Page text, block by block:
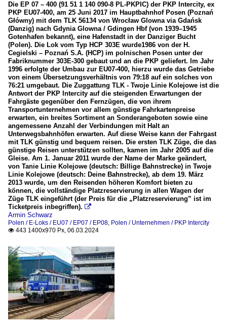
Die EP 07 – 400 (91 51 1 140 090-8 PL-PKPIC) der PKP Intercity, ex
PKP EU07-400, am 25 Juni 2017 im Hauptbahnhof Posen (Poznań
Główny) mit dem TLK 56134 von Wrocław Glowna via Gdańsk
(Danzig) nach Gdynia Glowna / Gdingen Hbf (von 1939–1945
Gotenhafen bekannt), eine Hafenstadt in der Danziger Bucht
(Polen). Die Lok vom Typ HCP 303E wurde1986 von der H.
Cegielski – Poznań S.A. (HCP) im polnischen Posen unter der
Fabriknummer 303E-300 gebaut und an die PKP geliefert. Im Jahr
1996 erfolgte der Umbau zur EU07-400, hierzu wurde das Getriebe
von einem Übersetzungsverhältnis von 79:18 auf ein solches von
76:21 umgebaut. Die Zuggattung TLK - Twoje Linie Kolejowe ist die
Antwort der PKP Intercity auf die steigenden Erwartungen der
Fahrgäste gegenüber den Fernzügen, die von ihrem
Transportunternehmen vor allem günstige Fahrkartenpreise
erwarten, ein breites Sortiment an Sonderangeboten sowie eine
angemessene Anzahl der Verbindungen mit Halt an
Unterwegsbahnhöfen erwarten. Auf diese Weise kann der Fahrgast
mit TLK günstig und bequem reisen. Die ersten TLK Züge, die das
günstige Reisen unterstützen sollten, kamen im Jahr 2005 auf die
Gleise. Am 1. Januar 2011 wurde der Name der Marke geändert,
von Tanie Linie Kolejowe (deutsch: Billige Bahnstrecke) in Twoje
Linie Kolejowe (deutsch: Deine Bahnstrecke), ab dem 19. März
2013 wurde, um den Reisenden höheren Komfort bieten zu
können, die vollständige Platzreservierung in allen Wagen der
Züge TLK eingeführt (der Preis für die „Platzreservierung” ist im
Ticketpreis inbegriffen). 
Armin Schwarz
Polen / E-Loks / EU07 / EP07 / EP08, Polen / Unternehmen / PKP Intercity
 443 1400x970 Px, 06.03.2024